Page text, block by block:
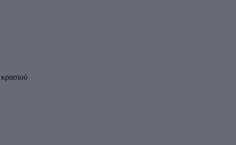
κρασιού